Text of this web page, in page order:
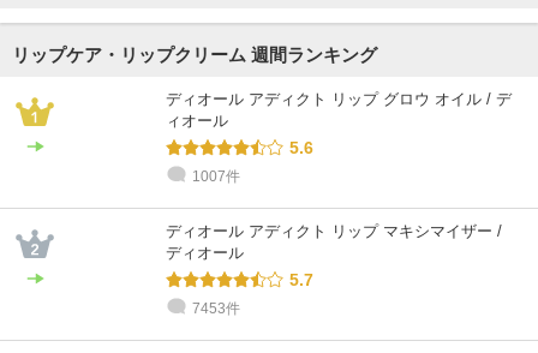
リップケア・リップクリーム 週間ランキング
ディオール アディクト リップ グロウ オイル / デ
ィオール
5.6
1007件
ディオール アディクト リップ マキシマイザー /
ディオール
5.7
7453件